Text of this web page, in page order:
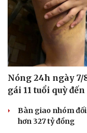
Văn hóa
Sân khấu - Điện ảnh
Văn học
Âm nhạc
Di sản
Nóng 24h ngày 7/
gái 11 tuổi quỳ
Bàn giao nhóm
hơn 327 tỷ đồng